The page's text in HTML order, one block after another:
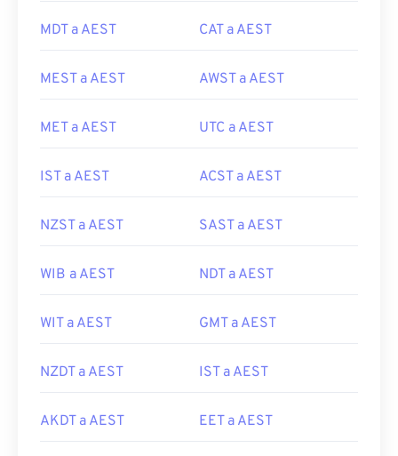
MDT a AEST CAT a AEST
MEST a AEST AWST a AEST
MET a AEST UTC a AEST
IST a AEST ACST a AEST
NZST a AEST SAST a AEST
WIB a AEST NDT a AEST
WIT a AEST GMT a AEST
NZDT a AEST IST a AEST
AKDT a AEST EET a AEST